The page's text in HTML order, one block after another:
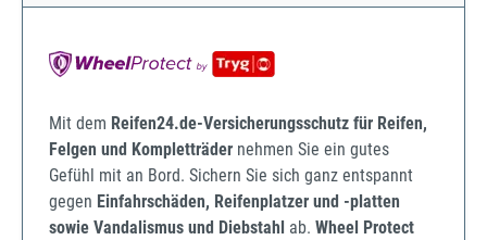
Mit dem Reifen24.de-Versicherungsschutz für Reifen,
Felgen und Kompletträder nehmen Sie ein gutes
Gefühl mit an Bord. Sichern Sie sich ganz entspannt
gegen Einfahrschäden, Reifenplatzer und -platten
sowie Vandalismus und Diebstahl ab. Wheel Protect